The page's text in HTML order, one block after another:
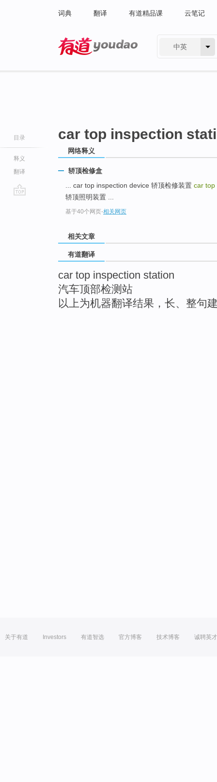
词典 翻译 有道精品课 云笔记
中英
目录
释义
翻译
car top inspection
网络释义
轿顶检修盒
... car top inspection device 轿顶检修装置 car
轿顶照明装置 ...
基于40个网页-相关网页
相关文章
有道翻译
car top inspection station
汽车顶部检测站
以上为机器翻译结果，长、整句
关于有道 Investors 有道智选 官方博客 技术博客 诚聘英才